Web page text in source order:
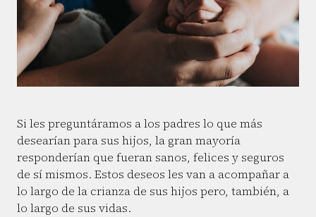
Si les preguntáramos a los padres lo que más
desearían para sus hijos, la gran mayoría
responderían que fueran sanos, felices y seguros
de sí mismos. Estos deseos les van a acompañar a
lo largo de la crianza de sus hijos pero, también, a
lo largo de sus vidas.